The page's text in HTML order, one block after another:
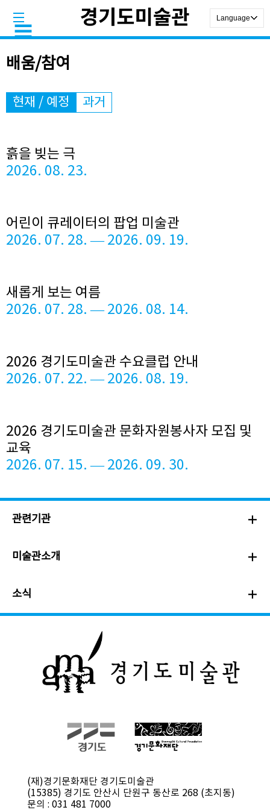
배움/참여
현재 / 예정 과거
흙을 빚는 극
2026. 08. 23.
어린이 큐레이터의 팝업 미술관
2026. 07. 28. — 2026. 09. 19.
새롭게 보는 여름
2026. 07. 28. — 2026. 08. 14.
2026 경기도미술관 수요클럽 안내
2026. 07. 22. — 2026. 08. 19.
2026 경기도미술관 문화자원봉사자 모집 및
교육
2026. 07. 15. — 2026. 09. 30.
관련기관
미술관소개
소식
(재)경기문화재단 경기도미술관
(15385) 경기도 안산시 단원구 동산로 268 (초지동)
문의 : 031 481 7000